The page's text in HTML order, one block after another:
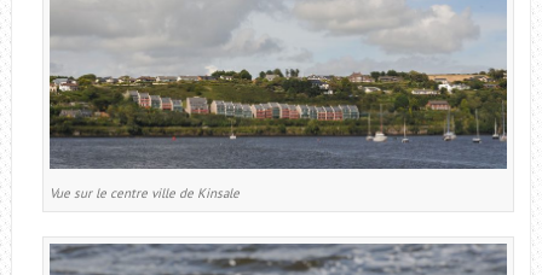
Vue sur le centre ville de Kinsale